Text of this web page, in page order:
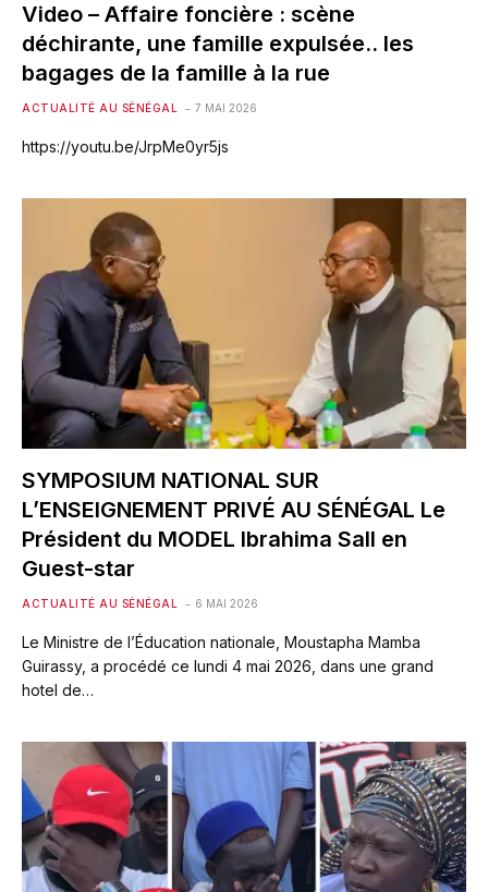
Video – Affaire foncière : scène
déchirante, une famille expulsée.. les
bagages de la famille à la rue
ACTUALITÉ AU SÉNÉGAL 7 MAI 2026
https://youtu.be/JrpMe0yr5js
SYMPOSIUM NATIONAL SUR
L’ENSEIGNEMENT PRIVÉ AU SÉNÉGAL Le
Président du MODEL Ibrahima Sall en
Guest-star
ACTUALITÉ AU SÉNÉGAL 6 MAI 2026
Le Ministre de l’Éducation nationale, Moustapha Mamba
Guirassy, a procédé ce lundi 4 mai 2026, dans une grand
hotel de…